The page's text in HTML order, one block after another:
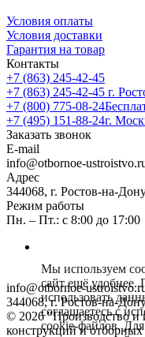
Условия оплаты
Условия доставки
Гарантия на товар
Контакты
+7 (863) 245-42-45
+7 (863) 245-42-45 г.
+7 (800) 775-08-24
+7 (495) 151-88-24г.
Заказать звонок
E-mail
info@otbornoe-
Адрес
344068, г. Ростов-на-
Режим работы
Пн. – Пт.: с 8:00 до 17:00
info@otbornoe-
344068, г. Ростов-на-
© 2026 "Производство и
конструкций и отборных
Мы используем
сайт ещё удобнее.
использовать
соглашаетесь с
cookie-файлов.